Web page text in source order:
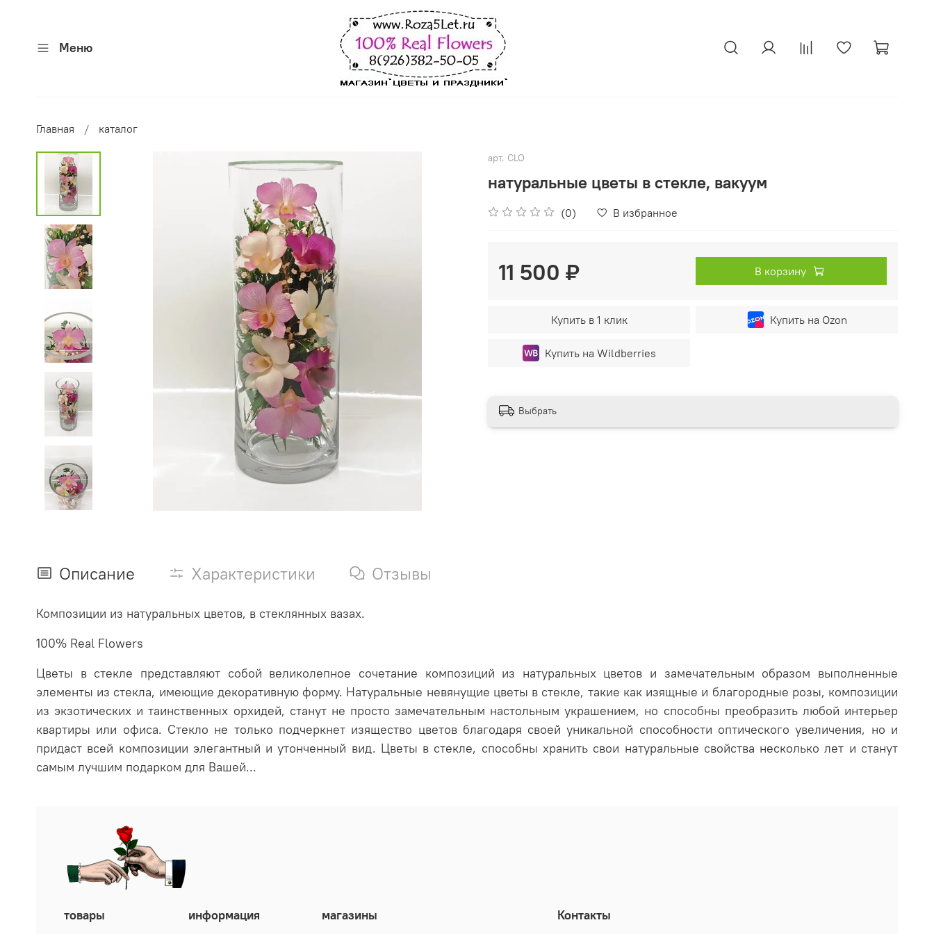
Меню
Главная каталог
арт. CLO
натуральные цветы в стекле, вакуум
(0) В избранное
11 500 ₽ В корзину
Купить в 1 клик Купить на Ozon
Купить на Wildberries
Выбрать
Описание Характеристики Отзывы
Композиции из натуральных цветов, в стеклянных вазах.
100% Real Flowers
Цветы в стекле представляют собой великолепное сочетание композиций из натуральных цветов и замечательным образом выполненные
элементы из стекла, имеющие декоративную форму. Натуральные невянущие цветы в стекле, такие как изящные и благородные розы, композиции
из экзотических и таинственных орхидей, станут не просто замечательным настольным украшением, но способны преобразить любой интерьер
квартиры или офиса. Стекло не только подчеркнет изящество цветов благодаря своей уникальной способности оптического увеличения, но и
придаст всей композиции элегантный и утонченный вид. Цветы в стекле, способны хранить свои натуральные свойства несколько лет и станут
самым лучшим подарком для Вашей...
товары информация магазины Контакты